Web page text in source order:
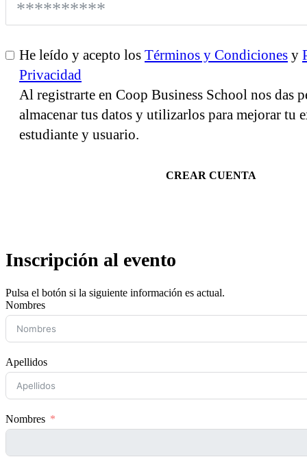
He leído y acepto los Términos y Condiciones y
Privacidad
Al registrarte en Coop Business School nos das
almacenar tus datos y utilizarlos para mejorar tu
estudiante y usuario.
CREAR CUENTA
Inscripción al evento
Pulsa el botón si la siguiente información es actual.
Nombres
Apellidos
Nombres